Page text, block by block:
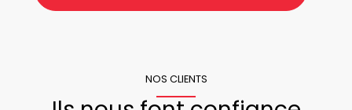
NOS CLIENTS